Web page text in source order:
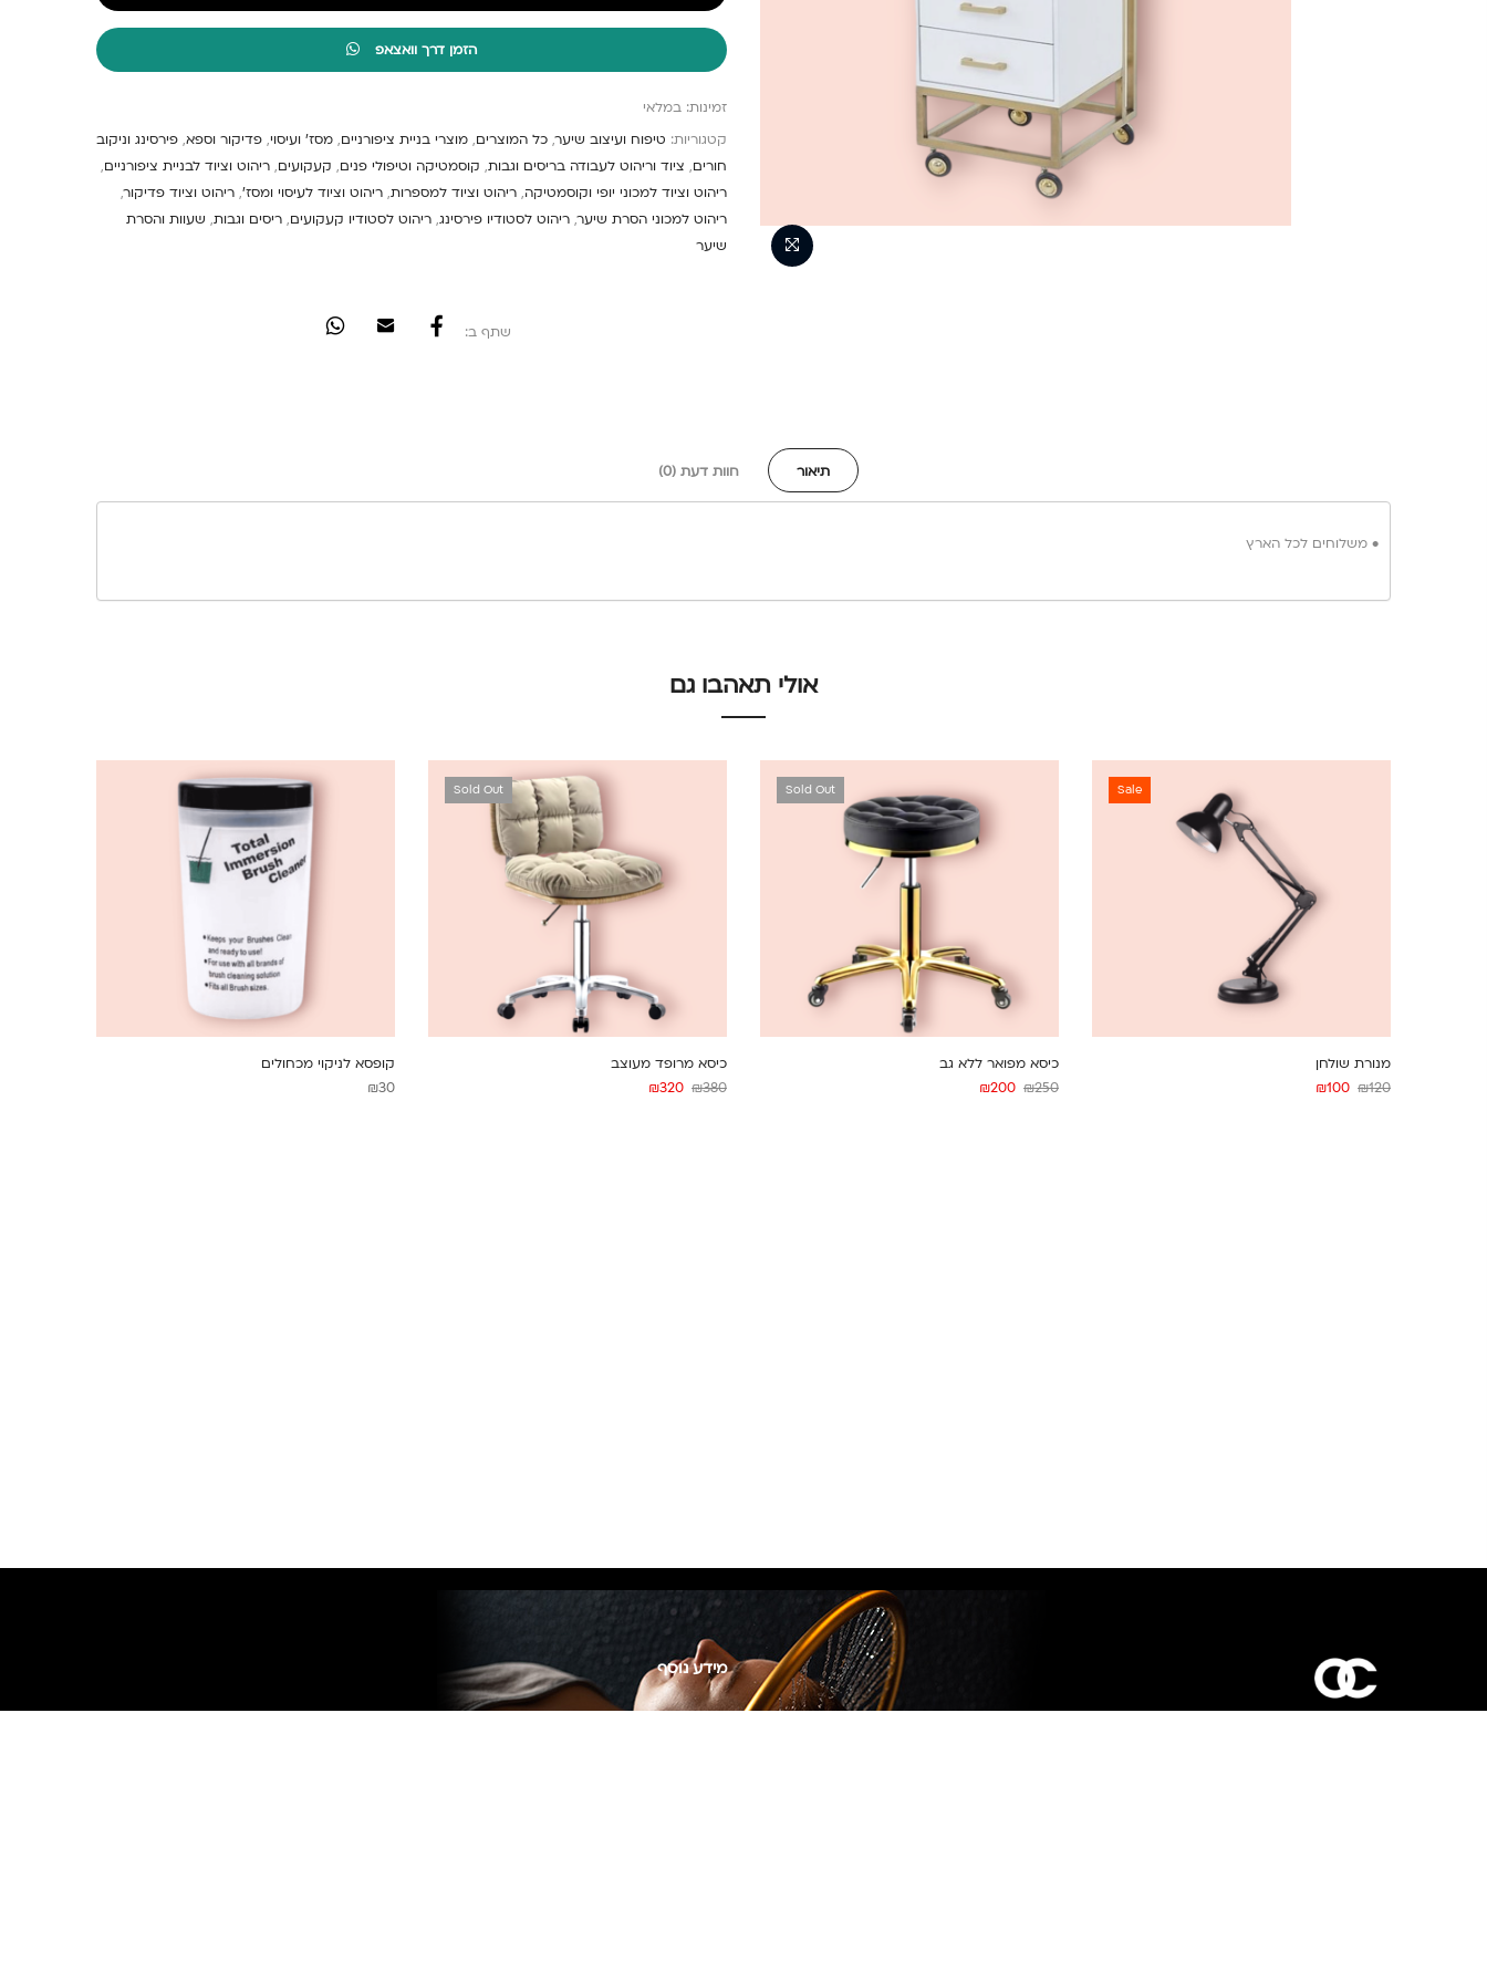
הזמן דרך וואצאפ
זמינות: במלאי
קטגוריות: טיפוח ועיצוב שיער, כל המוצרים, מוצרי בניית ציפורניים, מסז' ועיסוי, פדיקור וספא, פירסינג וניקוב
חורים, ציוד וריהוט לעבודה בריסים וגבות, קוסמטיקה וטיפולי פנים, קעקועים, ריהוט וציוד לבניית ציפורניים,
ריהוט וציוד למכוני יופי וקוסמטיקה, ריהוט וציוד למספרות, ריהוט וציוד לעיסוי ומסז', ריהוט וציוד פדיקור,
ריהוט למכוני הסרת שיער, ריהוט לסטודיו פירסינג, ריהוט לסטודיו קעקועים, ריסים וגבות, שעוות והסרת
שיער
שתף ב:
תיאור חוות דעת (0)
• משלוחים לכל הארץ
אולי תאהבו גם
Sale
מנורת שולחן
₪120
₪100
Sold Out
כיסא מפואר ללא גב
₪250
₪200
Sold Out
כיסא מרופד מעוצב
₪380
₪320
קופסא לניקוי מכחולים
₪30
מידע נוסף